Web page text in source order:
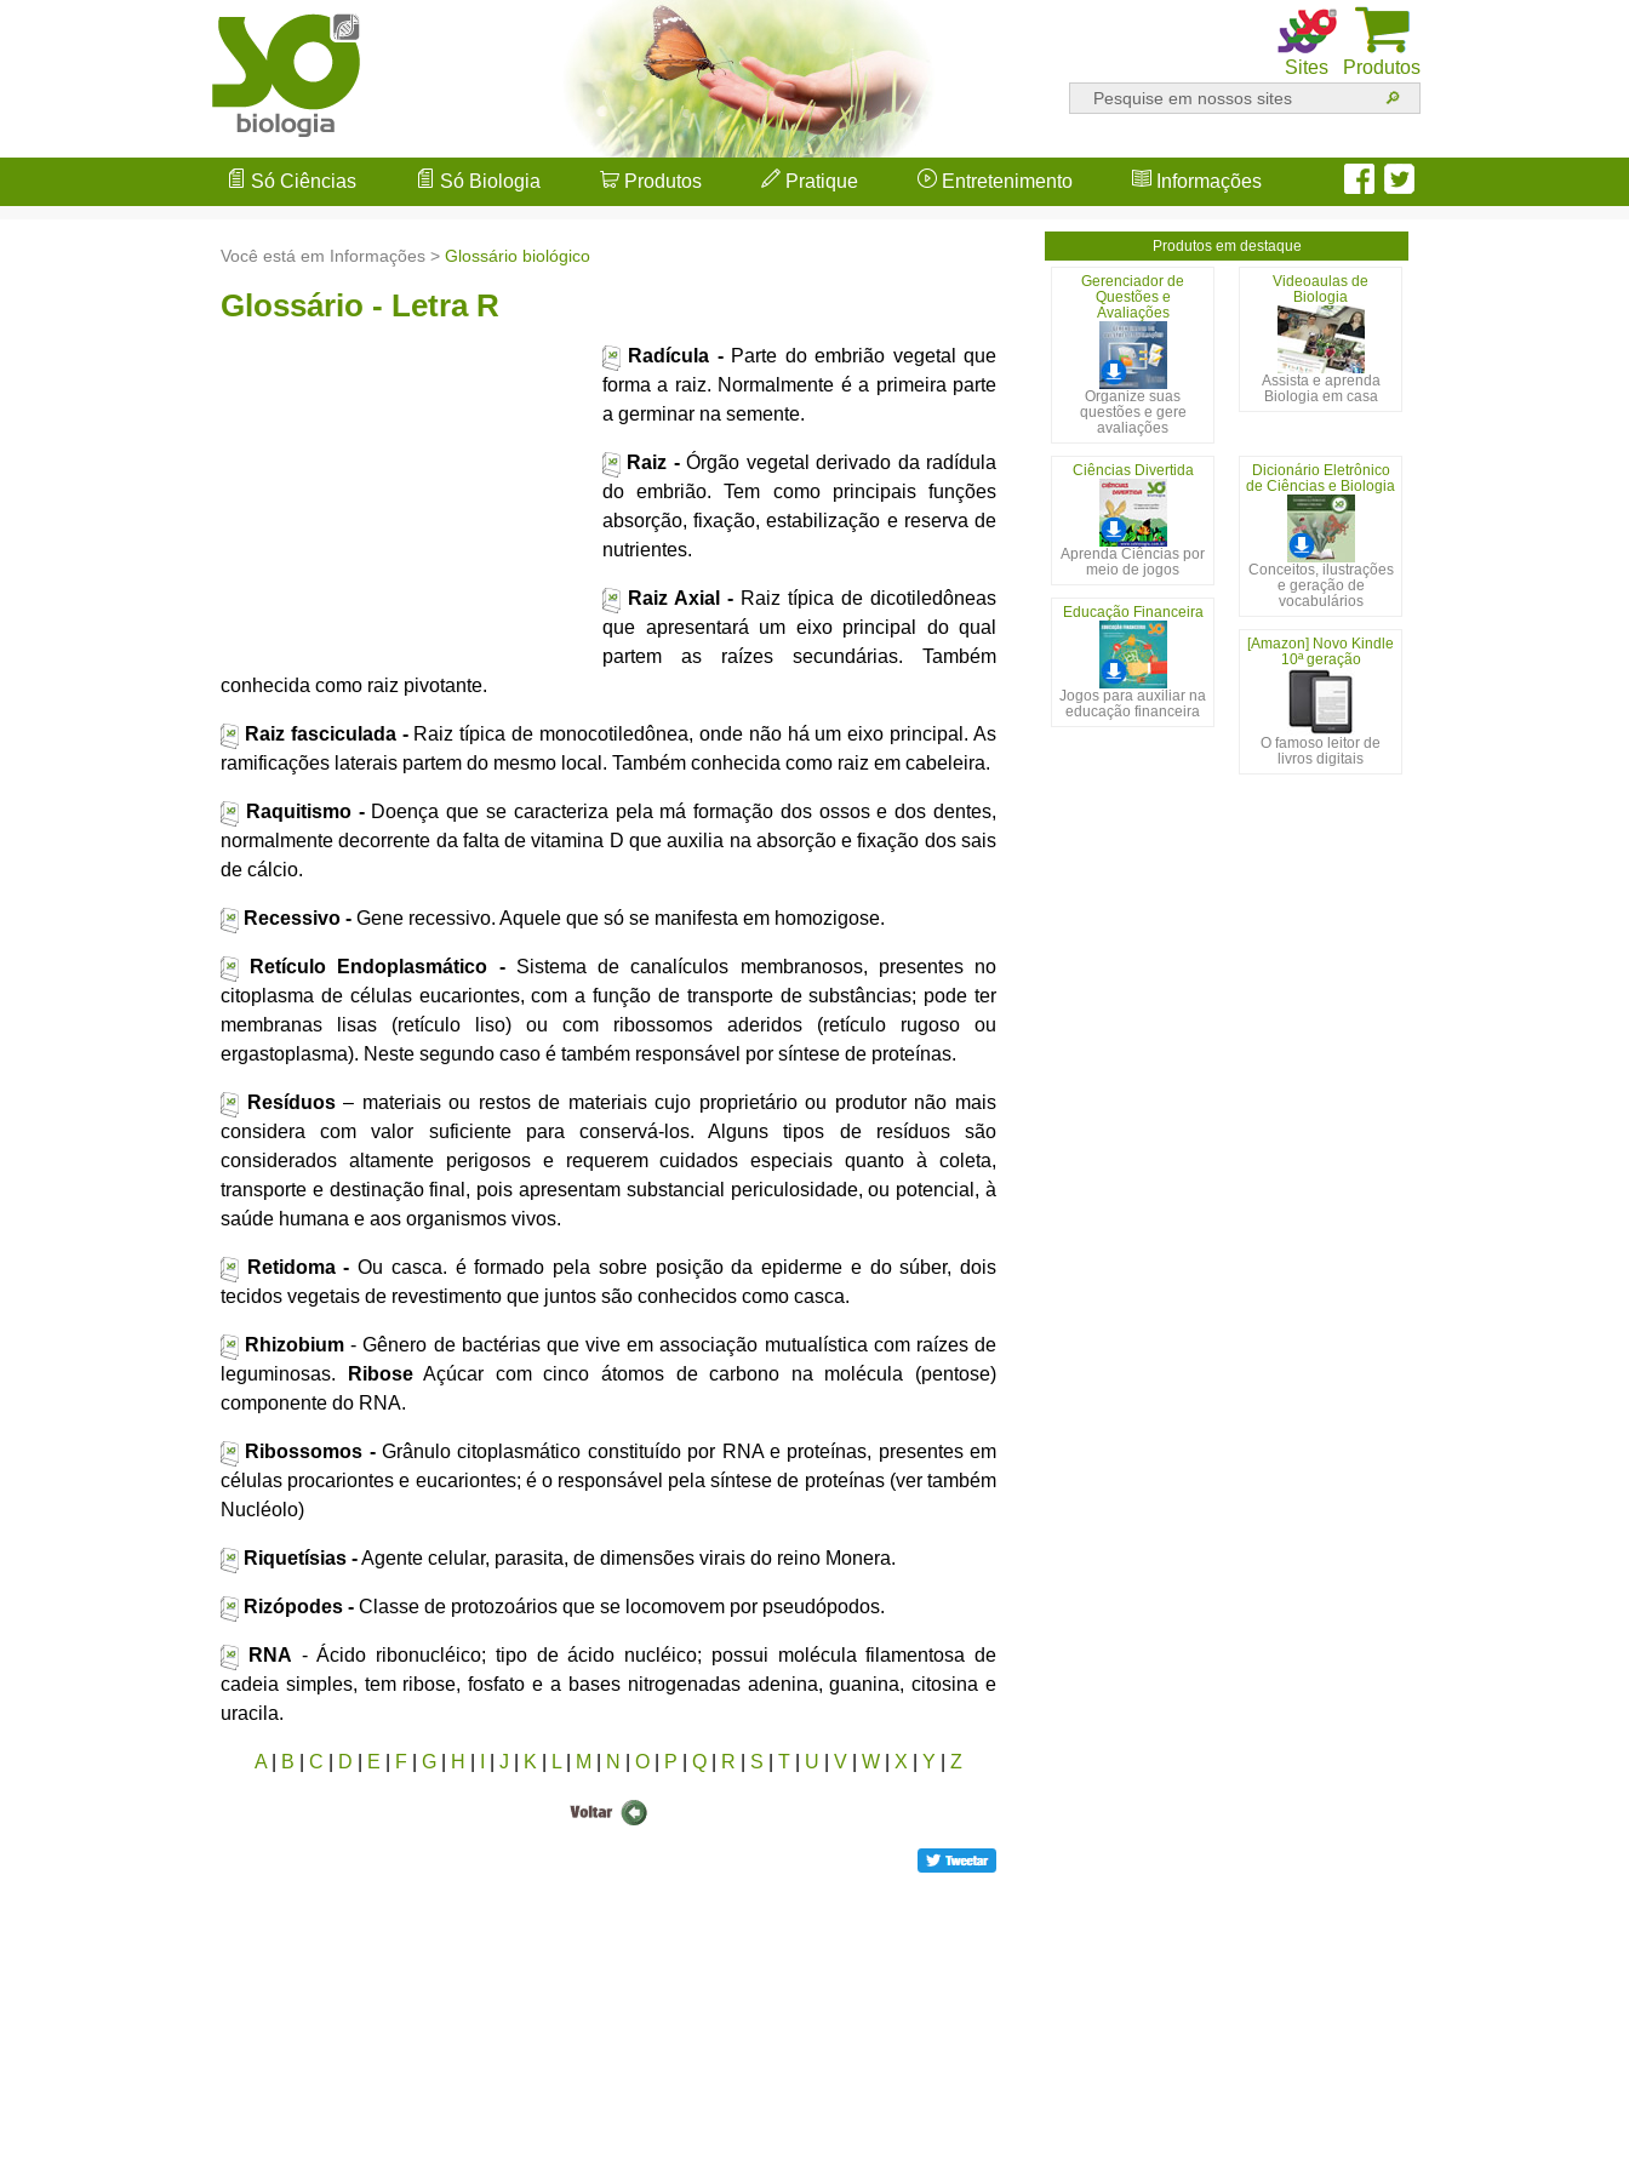
Produtos
Sites
Só Ciências Só Biologia Produtos Pratique Entretenimento Informações
Você está em Informações > Glossário biológico
Glossário - Letra R
Radícula - Parte do embrião vegetal que
forma a raiz. Normalmente é a primeira parte
a germinar na semente.
Raiz -Órgão vegetal derivado da radídula
do embrião. Tem como principais funções
absorção, fixação, estabilização e reserva de
nutrientes.
Raiz Axial - Raiz típica de dicotiledôneas
que apresentará um eixo principal do qual
partem as raízes secundárias. Também
conhecida como raiz pivotante.
Raiz fasciculada -Raiz típica de monocotiledônea, onde não há um eixo principal. As
ramificações laterais partem do mesmo local. Também conhecida como raiz em cabeleira.
Raquitismo -Doença que se caracteriza pela má formação dos ossos e dos dentes,
normalmente decorrente da falta de vitamina D que auxilia na absorção e fixação dos sais
de cálcio.
Recessivo - Gene recessivo. Aquele que só se manifesta em homozigose.
Retículo Endoplasmático -Sistema de canalículos membranosos, presentes no
citoplasma de células eucariontes, com a função de transporte de substâncias; pode ter
membranas lisas (retículo liso) ou com ribossomos aderidos (retículo rugoso ou
ergastoplasma). Neste segundo caso é também responsável por síntese de proteínas.
Resíduos– materiais ou restos de materiais cujo proprietário ou produtor não mais
considera com valor suficiente para conservá-los. Alguns tipos de resíduos são
considerados altamente perigosos e requerem cuidados especiais quanto à coleta,
transporte e destinação final, pois apresentam substancial periculosidade, ou potencial, à
saúde humana e aos organismos vivos.
Retidoma - Ou casca. é formado pela sobre posição da epiderme e do súber, dois
tecidos vegetais de revestimento que juntos são conhecidos como casca.
Rhizobium - Gênero de bactérias que vive em associação mutualística com raízes de
leguminosas. RiboseAçúcar com cinco átomos de carbono na molécula (pentose)
componente do RNA.
Ribossomos -Grânulo citoplasmático constituído por RNA e proteínas, presentes em
células procariontes e eucariontes; é o responsável pela síntese de proteínas (ver também
Nucléolo)
Riquetísias -Agente celular, parasita, de dimensões virais do reino Monera.
Rizópodes - Classe de protozoários que se locomovem por pseudópodos.
RNA - Ácido ribonucléico; tipo de ácido nucléico; possui molécula filamentosa de
cadeia simples, tem ribose, fosfato e a bases nitrogenadas adenina, guanina, citosina e
uracila.
A| B C D E F G H J K L M N O P Q R S T U V W X Y Z
Produtos em destaque
Gerenciador de
Questões e
Avaliações
Organize suas
questões e gere
avaliações
Videoaulas de
Biologia
Assista e aprenda
Biologia em casa
Ciências Divertida
Aprenda Ciências por
meio de jogos
Dicionário Eletrônico
de Ciências e Biologia
Conceitos, ilustrações
e geração de
vocabulários
Educação Financeira
Jogos para auxiliar na
educação financeira
[Amazon] Novo Kindle
10ª geração
O famoso leitor de
livros digitais